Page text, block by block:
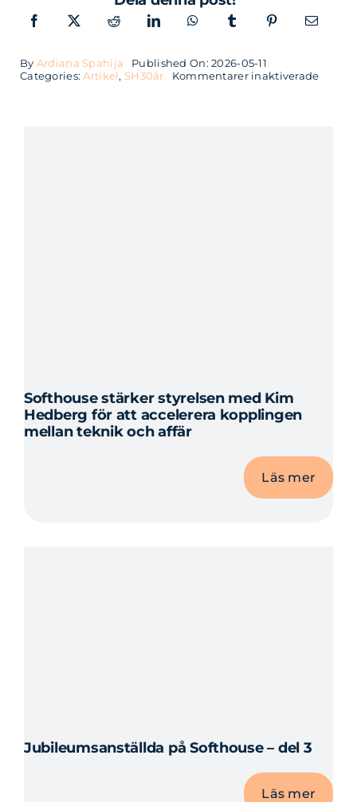
By Ardiana Spahija
Published On: 2026-05-11
Categories:Artikel, SH30år Kommentarer inaktiveradeför
Softhouse stärker styrelsen med Kim
Hedberg för att accelerera kopplingen
mellan teknik och affär
Läs mer
Jubileumsanställda på Softhouse – del 3
Läs mer